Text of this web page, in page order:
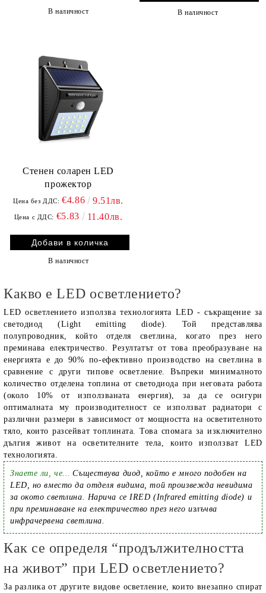
В наличност В наличност
Стенен соларен LED
прожектор
Цена без ДДС: €4.86 9.51лв.
Цена с ДДС: €5.83 11.40лв.
В наличност
Какво е LED осветлението?
LED осветлението използва технологията LED - съкращение за
светодиод (Light emitting diode). Той представлява
полупроводник, който отделя светлина, когато през него
преминава електричество. Резултатът от това преобразуване на
енергията е до 90% по-ефективно производство на светлина в
сравнение с други типове осветление. Въпреки минималното
количество отделена топлина от светодиода при неговата работа
(около 10% от използваната енергия), за да се осигури
оптималната му производителност се използват радиатори с
различни размери в зависимост от мощността на осветителното
тяло, които разсейват топлината. Това спомага за изключително
дългия живот на осветителните тела, които използват LED
технологията.
Знаете ли, че…
Съществува диод, който е много подобен на
LED, но вместо да отделя видима, той произвежда невидима
за окото светлина. Нарича се IRED (Infrared emitting diode) и
при преминаване на електричество през него излъчва
инфрачервена светлина.
Как се определя “продължителността
на живот” при LED осветлението?
За разлика от другите видове осветление, които внезапно спират